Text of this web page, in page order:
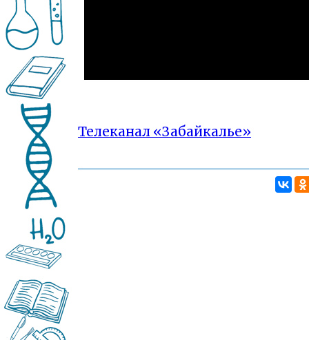
Телеканал «Забайкалье»